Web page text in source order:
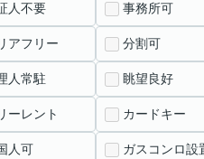
人不要 事務所可
アフリー 分割可
人常駐 眺望良好
ーレント カードキー
人可 ガスコンロ設